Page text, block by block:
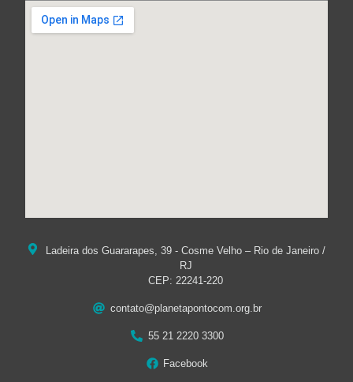
Ladeira dos Guararapes, 39 - Cosme Velho – Rio de Janeiro /
RJ
CEP: 22241-220
contato@planetapontocom.org.br
55 21 2220 3300
Facebook